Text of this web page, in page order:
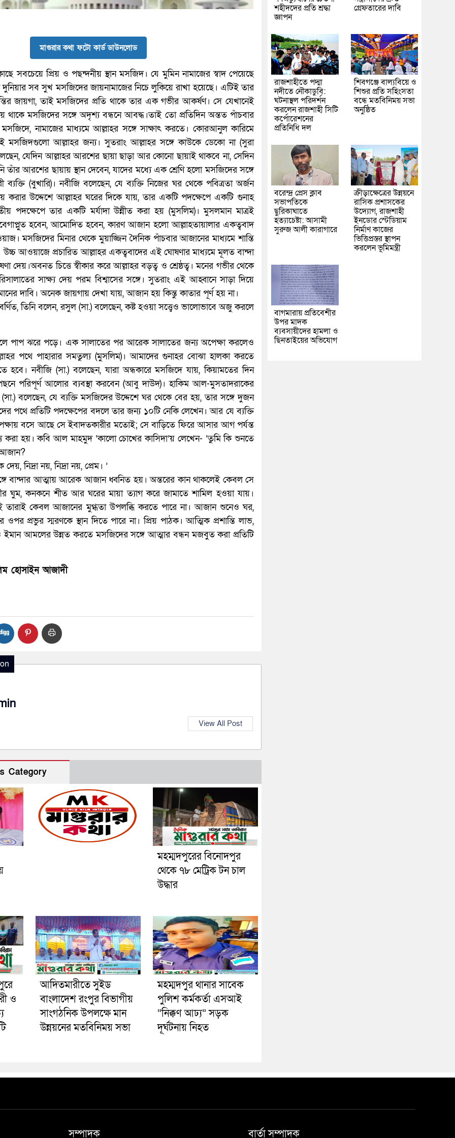
মাগুরার কথা ফটো কার্ড ডাউনলোড
সবচেয়ে প্রিয় ও পছন্দনীয় স্থান মসজিদ। যে মুমিন নামাজের স্বাদ পেয়েছে
সব সুখ মসজিদের জায়নামাজের নিচে লুকিয়ে রাখা হয়েছে। এটিই তার
জায়গা, তাই মসজিদের প্রতি থাকে তার এক গভীর আকর্ষণ। সে যেখানেই
মসজিদের সঙ্গে অদৃশ্য বন্ধনে আবদ্ধ।তাই তো প্রতিদিন অন্তত পাঁচবার
নামাজের মাধ্যমে আল্লাহর সঙ্গে সাক্ষাৎ করতে। কোরআনুল কারিমে
মসজিদগুলো আল্লাহর জন্য। সুতরাং আল্লাহর সঙ্গে কাউকে ডেকো না (সুরা
যেদিন আল্লাহর আরশের ছায়া ছাড়া আর কোনো ছায়াই থাকবে না, সেদিন
তাঁর আরশের ছায়ায় স্থান দেবেন, যাদের মধ্যে এক শ্রেণি হলো মসজিদের সঙ্গে
(বুখারি)। নবীজি বলেছেন, যে ব্যক্তি নিজের ঘর থেকে পবিত্রতা অর্জন
উদ্দেশে আল্লাহর ঘরের দিকে যায়, তার একটি পদক্ষেপে একটি গুনাহ
পদক্ষেপে তার একটি মর্যাদা উন্নীত করা হয় (মুসলিম)। মুসলমান মাত্রই
হবেন, আমোদিত হবেন, কারণ আজান হলো আল্লাহতায়ালার একত্ববাদ
মসজিদের মিনার থেকে মুয়াজ্জিন দৈনিক পাঁচবার আজানের মাধ্যমে শান্তি
উচ্চ আওয়াজে প্রচারিত আল্লাহর একত্ববাদের এই ঘোষণার মাধ্যমে মূলত বান্দা
দেয়।অবনত চিত্তে স্বীকার করে আল্লাহর বড়ত্ব ও শ্রেষ্ঠত্ব। মনের গভীর থেকে
সাক্ষ্য দেয় পরম বিশ্বাসের সঙ্গে। সুতরাং এই আহ্বানে সাড়া দিয়ে
দাবি। অনেক জায়গায় দেখা যায়, আজান হয় কিন্তু কাতার পূর্ণ হয় না।
তিনি বলেন, রসুল (সা.) বলেছেন, কষ্ট হওয়া সত্ত্বেও ভালোভাবে অজু করলে
পাপ ঝরে পড়ে। এক সালাতের পর আরেক সালাতের জন্য অপেক্ষা করলেও
পথে পাহারার সমতুল্য (মুসলিম)। আমাদের গুনাহর বোঝা হালকা করতে
নবীজি (সা.) বলেছেন, যারা অন্ধকারে মসজিদে যায়, কিয়ামতের দিন
পরিপূর্ণ আলোর ব্যবস্থা করবেন (আবু দাউদ)। হাকিম আল-মুসতাদরাকের
বলেছেন, যে ব্যক্তি মসজিদের উদ্দেশে ঘর থেকে বের হয়, তার সঙ্গে দুজন
পথে প্রতিটি পদক্ষেপের বদলে তার জন্য ১০টি নেকি লেখেন। আর যে ব্যক্তি
বসে আছে সে ইবাদতকারীর মতোই; সে বাড়িতে ফিরে আসার আগ পর্যন্ত
করা হয়। কবি আল মাহমুদ ‘কালো চোখের কাসিদা’য় লেখেন- ‘তুমি কি শুনতে
নিদ্রা নয়, নিদ্রা নয়, প্রেম। ’
বান্দার আত্মায় আরেক আজান ধ্বনিত হয়। অন্তরের কান থাকলেই কেবল সে
ঘুম, কনকনে শীত আর ঘরের মায়া ত্যাগ করে জামাতে শামিল হওয়া যায়।
তারাই কেবল আজানের মুগ্ধতা উপলব্ধি করতে পারে না। আজান শুনেও ঘর,
ওপর প্রভুর স্মরণকে স্থান দিতে পারে না। প্রিয় পাঠক। আত্মিক প্রশান্তি লাভ,
ইমান আমলের উন্নত করতে মসজিদের সঙ্গে আত্মার বন্ধন মজবুত করা প্রতিটি
হোসাইন আজাদী
View All Post
Category
মহম্মদপুরের বিনোদপুর
থেকে ৭৮ মেট্রিক টন চাল
উদ্ধার
ও
আদিতমারীতে সুইড
বাংলাদেশ রংপুর বিভাগীয়
সাংগঠনিক উপলক্ষে মান
উন্নয়নের মতবিনিময় সভা
মহম্মদপুর থানার সাবেক
পুলিশ কর্মকর্তা এসআই
“নিক্কণ আঢ্য” সড়ক
দূর্ঘটনায় নিহত
শহীদদের প্রতি শ্রদ্ধা
জ্ঞাপন
গ্রেফতারের দাবি
রাজশাহীতে পদ্মা
নদীতে নৌকাডুবি:
ঘটনাস্থল পরিদর্শন
করলেন রাজশাহী সিটি
কর্পোরেশনের
প্রতিনিধি দল
শিবগঞ্জে বাল্যবিয়ে ও
শিশুর প্রতি সহিংসতা
বন্ধে মতবিনিময় সভা
অনুষ্ঠিত
বরেন্দ্র প্রেস ক্লাব
সভাপতিকে
ছুরিকাঘাতে
হত্যাচেষ্টা: আসামী
সুরুজ আলী কারাগারে
ক্রীড়াক্ষেত্রের উন্নয়নে
রাসিক প্রশাসকের
উদ্যোগ, রাজশাহী
ইনডোর স্টেডিয়াম
নির্মাণ কাজের
ভিত্তিপ্রস্তর স্থাপন
করলেন ভূমিমন্ত্রী
বাগমারায় প্রতিবেশীর
উপর মাদক
ব্যবসায়ীদের হামলা ও
ছিনতাইয়ের অভিযোগ
সম্পাদক বার্তা সম্পাদক